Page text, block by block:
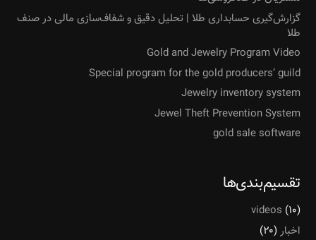
گزارش‌گیری حسابداری طلا | تحلیل دقیق و شفاف‌سازی مالی در صنف
طلا
Gold and Jewelry Program Video
Special program for the gold producers’ guild
Jewelry inventory system
Jewel Theft Prevention System
gold sale software
تقسیم‌بندی‌ها
videos (۱۰)
اخبار(۲۰)